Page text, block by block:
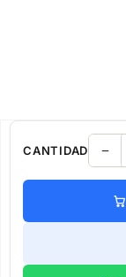
CANTIDAD